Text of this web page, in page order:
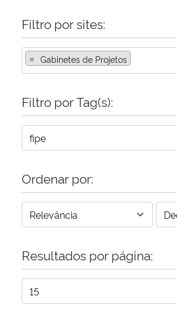
Filtro por sites:
× Gabinetes de Projetos
Filtro por Tag(s):
Ordenar por:
Resultados por página: